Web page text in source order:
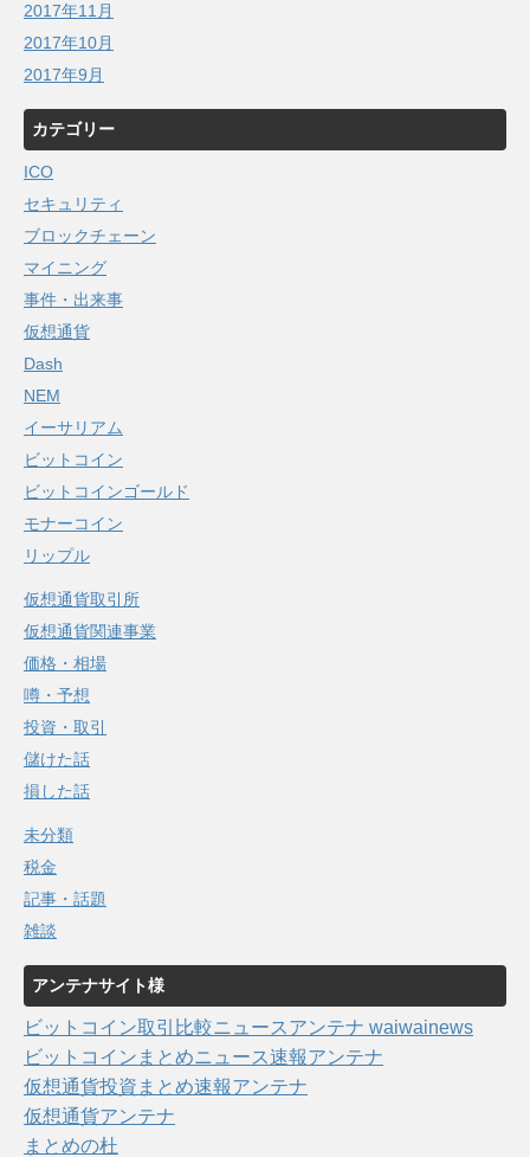
2017年11月
2017年10月
2017年9月
カテゴリー
ICO
セキュリティ
ブロックチェーン
マイニング
事件・出来事
仮想通貨
Dash
NEM
イーサリアム
ビットコイン
ビットコインゴールド
モナーコイン
リップル
仮想通貨取引所
仮想通貨関連事業
価格・相場
噂・予想
投資・取引
儲けた話
損した話
未分類
税金
記事・話題
雑談
アンテナサイト様
ビットコイン取引比較ニュースアンテナ waiwainews
ビットコインまとめニュース速報アンテナ
仮想通貨投資まとめ速報アンテナ
仮想通貨アンテナ
まとめの杜